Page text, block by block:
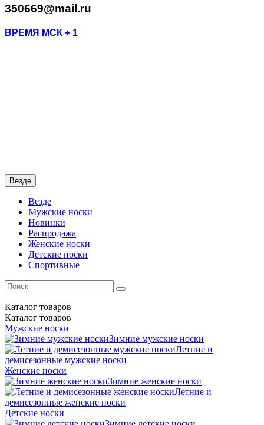
350669@mail.ru
ВРЕМЯ МСК + 1
Везде
Везде
Мужские носки
Новинки
Распродажа
Женские носки
Детские носки
Спортивные
Каталог товаров
Каталог товаров
Мужские носки
Зимние мужские носки
Летние и
демисезонные мужские носки
Женские носки
Зимние женские носки
Летние и
демисезонные женские носки
Детские носки